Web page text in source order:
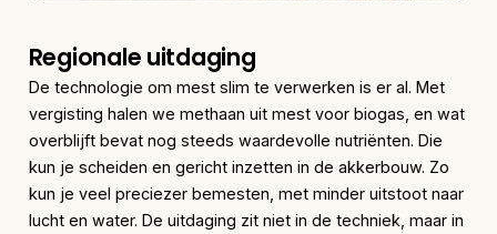
Regionale uitdaging
De technologie om mest slim te verwerken is er al. Met
vergisting halen we methaan uit mest voor biogas, en wat
overblijft bevat nog steeds waardevolle nutriënten. Die
kun je scheiden en gericht inzetten in de akkerbouw. Zo
kun je veel preciezer bemesten, met minder uitstoot naar
lucht en water. De uitdaging zit niet in de techniek, maar in